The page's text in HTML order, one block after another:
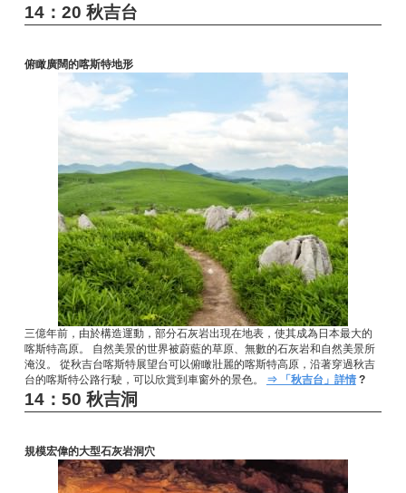
14：20 秋吉台
俯瞰廣闊的喀斯特地形
三億年前，由於構造運動，部分石灰岩出現在地表，使其成為日本最大的
喀斯特高原。 自然美景的世界被蔚藍的草原、無數的石灰岩和自然美景所
淹沒。 從秋吉台喀斯特展望台可以俯瞰壯麗的喀斯特高原，沿著穿過秋吉
台的喀斯特公路行駛，可以欣賞到車窗外的景色。 ⇒ 「秋吉台」詳情 ?
14：50 秋吉洞
規模宏偉的大型石灰岩洞穴